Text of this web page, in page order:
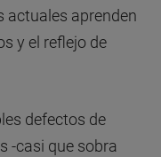
actuales aprenden
y el reflejo de
defectos de
-casi que sobra